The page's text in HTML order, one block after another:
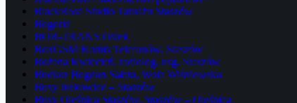
BlackRose Studio Tatuażu Staszów
Bogoria
BOR-TRANS Osiek
BoxGSM Komis Telefonów, Staszów
Bożena Kwiecień, radiolog, usg, Staszów
Budkor Bogdan Sałata, Wola Wiśniowska
Busy Jurkowice – Staszów
Busy Oleśnica Staszów, Staszów – Oleśnica